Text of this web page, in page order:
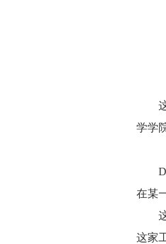
学学
在某
这家